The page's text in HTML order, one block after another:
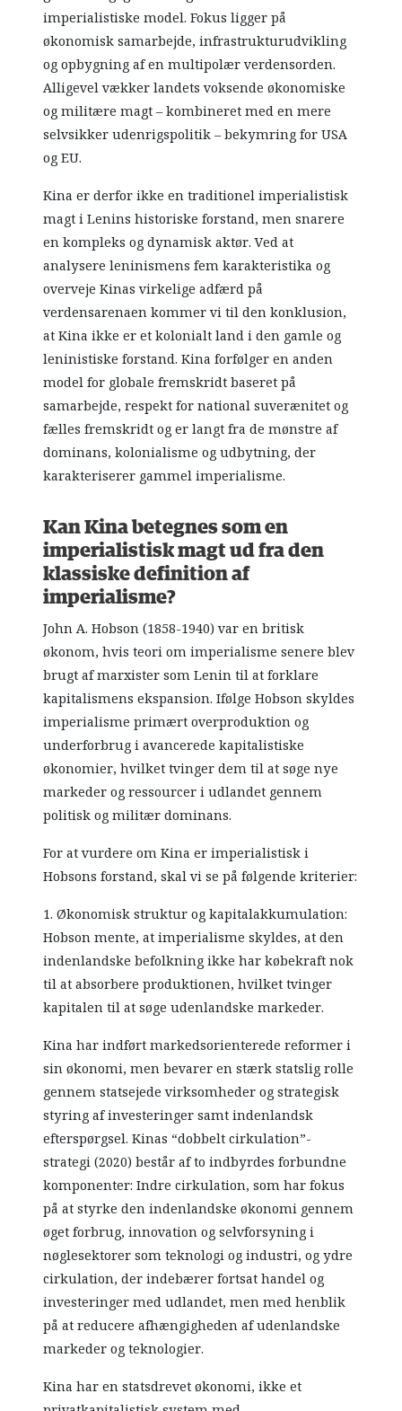
imperialistiske model. Fokus ligger på
økonomisk samarbejde, infrastrukturudvikling
og opbygning af en multipolær verdensorden.
Alligevel vækker landets voksende økonomiske
og militære magt – kombineret med en mere
selvsikker udenrigspolitik – bekymring for USA
og EU.
Kina er derfor ikke en traditionel imperialistisk
magt i Lenins historiske forstand, men snarere
en kompleks og dynamisk aktør. Ved at
analysere leninismens fem karakteristika og
overveje Kinas virkelige adfærd på
verdensarenaen kommer vi til den konklusion,
at Kina ikke er et kolonialt land i den gamle og
leninistiske forstand. Kina forfølger en anden
model for globale fremskridt baseret på
samarbejde, respekt for national suverænitet og
fælles fremskridt og er langt fra de mønstre af
dominans, kolonialisme og udbytning, der
karakteriserer gammel imperialisme.
Kan Kina betegnes som en
imperialistisk magt ud fra den
klassiske definition af
imperialisme?
John A. Hobson (1858-1940) var en britisk
økonom, hvis teori om imperialisme senere blev
brugt af marxister som Lenin til at forklare
kapitalismens ekspansion. Ifølge Hobson skyldes
imperialisme primært overproduktion og
underforbrug i avancerede kapitalistiske
økonomier, hvilket tvinger dem til at søge nye
markeder og ressourcer i udlandet gennem
politisk og militær dominans.
For at vurdere om Kina er imperialistisk i
Hobsons forstand, skal vi se på følgende kriterier:
1. Økonomisk struktur og kapitalakkumulation:
Hobson mente, at imperialisme skyldes, at den
indenlandske befolkning ikke har købekraft nok
til at absorbere produktionen, hvilket tvinger
kapitalen til at søge udenlandske markeder.
Kina har indført markedsorienterede reformer i
sin økonomi, men bevarer en stærk statslig rolle
gennem statsejede virksomheder og strategisk
styring af investeringer samt indenlandsk
efterspørgsel. Kinas “dobbelt cirkulation”-
strategi (2020) består af to indbyrdes forbundne
komponenter: Indre cirkulation, som har fokus
på at styrke den indenlandske økonomi gennem
øget forbrug, innovation og selvforsyning i
nøglesektorer som teknologi og industri, og ydre
cirkulation, der indebærer fortsat handel og
investeringer med udlandet, men med henblik
på at reducere afhængigheden af udenlandske
markeder og teknologier.
Kina har en statsdrevet økonomi, ikke et